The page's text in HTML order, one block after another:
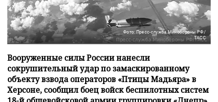
Фото: Пресс-служба Минобороны РФ/
ТАСС
Вооруженные силы России нанесли
сокрушительный удар по замаскированному
объекту взвода операторов «Птицы Мадьяра» в
Херсоне, сообщил боец войск беспилотных систем